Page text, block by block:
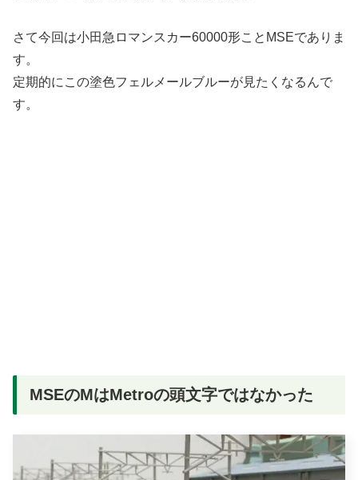
さて今回は小田急ロマンスカー60000形ことMSEでありま
す。
定期的にこの塗色フェルメールブルーが見たくなるんで
す。
MSEのMはMetroの頭文字ではなかった